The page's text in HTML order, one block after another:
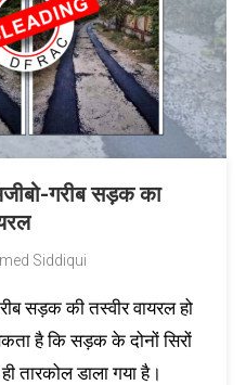
गरीब सड़क का
Siddiqui
सड़क की तस्वीर वायरल हो
है कि सड़क के दोनों सिरों
तारकोल डाला गया है।